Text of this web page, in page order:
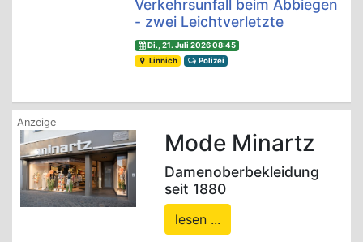
Verkehrsunfall beim Abbiegen
- zwei Leichtverletzte
Di., 21. Juli 2026 08:45
Linnich
Polizei
Mode Minartz
Damenoberbekleidung
seit 1880
lesen ...